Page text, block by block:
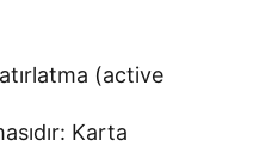
(active
Karta